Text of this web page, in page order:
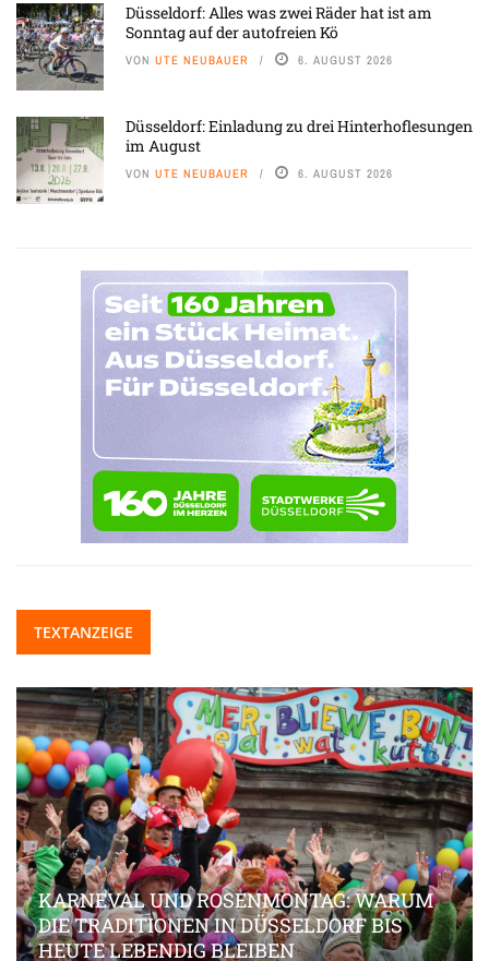
Düsseldorf: Alles was zwei Räder hat ist am
Sonntag auf der autofreien Kö
VON UTE NEUBAUER 6. AUGUST 2026
Düsseldorf: Einladung zu drei Hinterhoflesungen
im August
VON UTE NEUBAUER 6. AUGUST 2026
TEXTANZEIGE
KARNEVAL UND ROSENMONTAG: WARUM
DIE TRADITIONEN IN DÜSSELDORF BIS
HEUTE LEBENDIG BLEIBEN